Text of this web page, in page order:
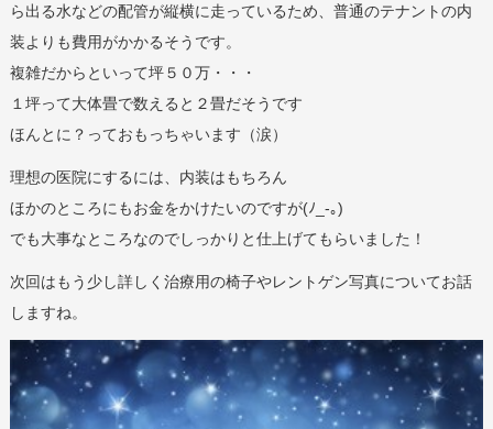
ら出る水などの配管が縦横に走っているため、普通のテナントの内
装よりも費用がかかるそうです。
複雑だからといって坪５０万・・・
１坪って大体畳で数えると２畳だそうです
ほんとに？っておもっちゃいます（涙）
理想の医院にするには、内装はもちろん
ほかのところにもお金をかけたいのですが(ﾉ_-｡)
でも大事なところなのでしっかりと仕上げてもらいました！
次回はもう少し詳しく治療用の椅子やレントゲン写真についてお話
しますね。